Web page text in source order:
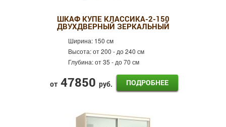
ШКАФ КУПЕ КЛАССИКА-2-150
ДВУХДВЕРНЫЙ ЗЕРКАЛЬНЫЙ
Ширина: 150 см
Высота:от 200 - до 240 см
Глубина:от 35 - до 70 см
от 47850 руб. ПОДРОБНЕЕ